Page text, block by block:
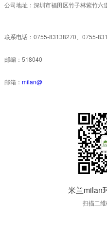
公司地址：深圳市福田区竹子林紫竹六
联系电话：0755-83138270、0755-
邮编：518040
邮箱： milan@
米兰milan
扫描二